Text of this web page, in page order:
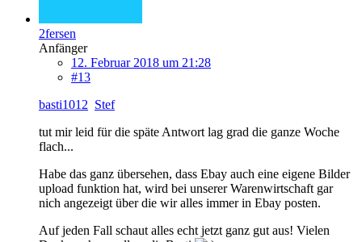
2fersen
Anfänger
12. Februar 2018 um 21:28
#13
basti1012 Stef
tut mir leid für die späte Antwort lag grad die ganze Woche
flach...
Habe das ganz übersehen, dass Ebay auch eine eigene Bilder
upload funktion hat, wird bei unserer Warenwirtschaft gar
nich angezeigt über die wir alles immer in Ebay posten.
Auf jeden Fall schaut alles echt jetzt ganz gut aus! Vielen